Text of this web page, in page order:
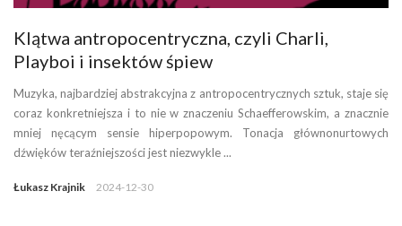
Klątwa antropocentryczna, czyli Charli,
Playboi i insektów śpiew
Muzyka, najbardziej abstrakcyjna z antropocentrycznych sztuk, staje się
coraz konkretniejsza i to nie w znaczeniu Schaefferowskim, a znacznie
mniej nęcącym sensie hiperpopowym. Tonacja głównonurtowych
dźwięków teraźniejszości jest niezwykle ...
Łukasz Krajnik 2024-12-30